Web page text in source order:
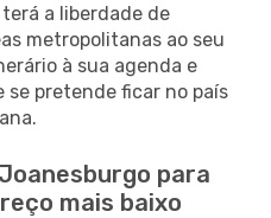
a liberdade de
metropolitanas ao seu
à sua agenda e
pretende ficar no país
para
mais baixo